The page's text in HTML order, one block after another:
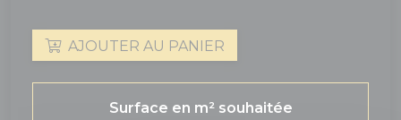
AJOUTER AU PANIER
Surface en m² souhaitée